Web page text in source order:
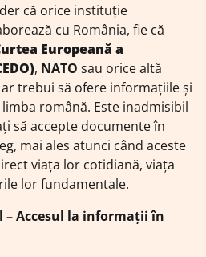
că orice instituție
cu România, fie că
Europeană a
, NATO sau orice altă
trebui să ofere informațiile și
română. Este inadmisibil
să accepte documente în
mai ales atunci când aceste
viața lor cotidiană, viața
lor fundamentale.
Accesul la informații în